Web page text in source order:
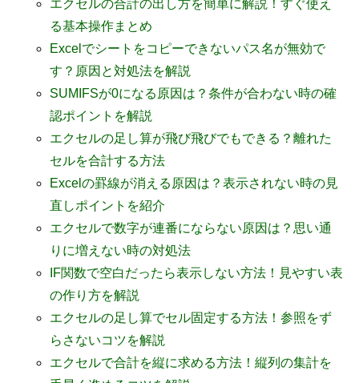
エクセルの合計の出し方を簡単に解説！すぐ使え
る基本操作まとめ
Excelでシートをコピーできないパス名が無効で
す？原因と対処法を解説
SUMIFSが0になる原因は？条件が合わない時の確
認ポイントを解説
エクセルの足し算が飛び飛びでもできる？離れた
セルを合計する方法
Excelの罫線が消える原因は？表示されない時の見
直しポイントを紹介
エクセルで数字が連番にならない原因は？思い通
りに増えない時の対処法
IF関数で空白だったら表示しない方法！見やすい表
の作り方を解説
エクセルの足し算でセル固定する方法！参照をず
らさないコツを解説
エクセルで合計を縦に求める方法！縦列の集計を